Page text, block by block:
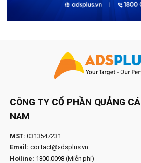
CÔNG TY CỔ PHẦN QUẢNG
NAM
MST: 0313547231
Email: contact@adsplus.vn
Hotline: 1800.0098 (Miễn phí)